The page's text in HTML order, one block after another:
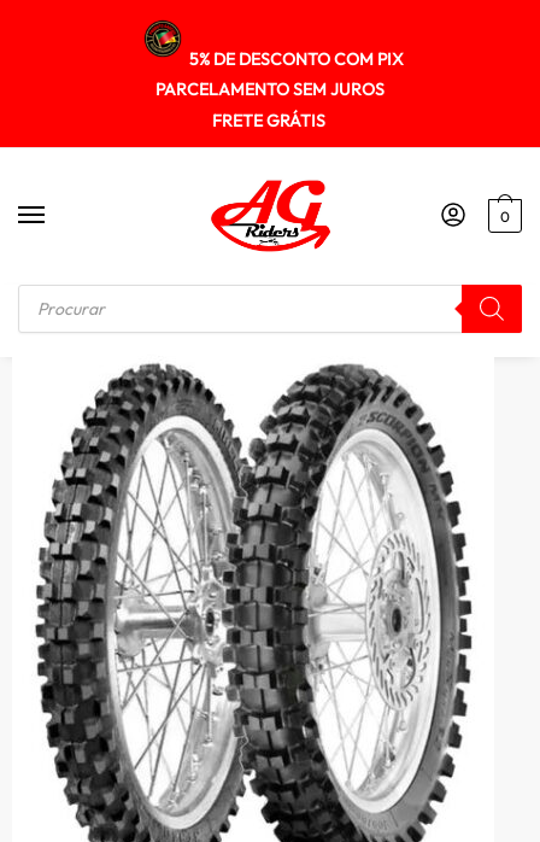
5% DE DESCONTO COM PIX
PARCELAMENTO SEM JUROS
FRETE GRÁTIS
0
Início / PNEUS Pneu Pirelli 100/100-18 Mt320 (tt) Nhs Orig Crf 230- Ttr 230